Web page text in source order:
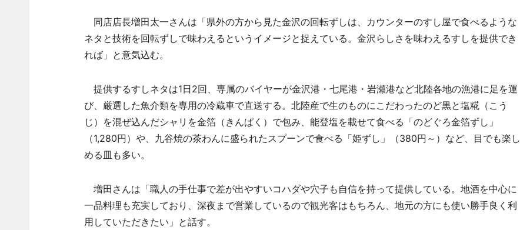
同店店長増田太一さんは「県外の方から見た金沢の回転ずしは、カウンターのすし屋で食べるような
ネタと技術を回転ずしで味わえるというイメージと捉えている。金沢らしさを味わえるすしを提供でき
れば」と意気込む。
提供するすしネタは1日2回、専属のバイヤーが金沢港・七尾港・岩瀬港など北陸各地の漁港に足を運
び、厳選した魚介類を専用の冷蔵車で直送する。北陸産で生のものにこだわったのど黒と塩糀（こう
じ）を混ぜ込んだシャリを金箔（きんぱく）で包み、能登塩を載せて食べる「のどぐろ金箔ずし」
（1,280円）や、九谷焼の茶わんに盛られたスプーンで食べる「姫ずし」（380円～）など、目でも楽し
める皿も多い。
増田さんは「職人の手仕事で差が出やすいコハダや穴子も自信を持って提供している。地酒を中心に
一品料理も充実しており、深夜まで営業しているので観光客はもちろん、地元の方にも使い勝手良く利
用していただきたい」と話す。